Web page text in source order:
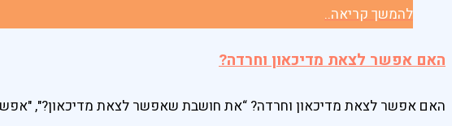
להמשך קריאה..
האם אפשר לצאת מדיכאון וחרדה?
האם אפשר לצאת מדיכאון וחרדה? “את חושבת שאפשר לצאת מדיכאון?",